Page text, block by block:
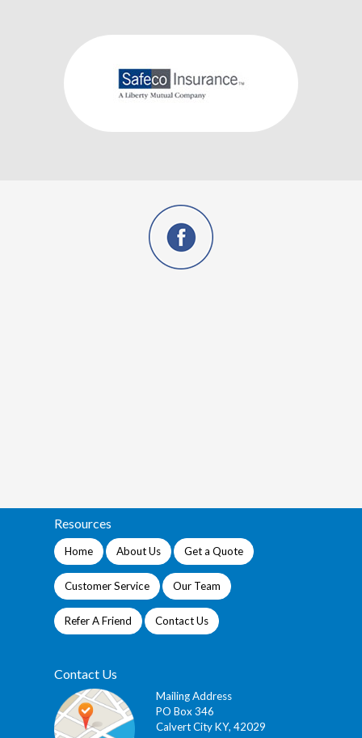
Resources
Home About Us Get a Quote
Customer Service Our Team
Refer A Friend Contact Us
Contact Us
Mailing Address
PO Box 346
Calvert City KY, 42029